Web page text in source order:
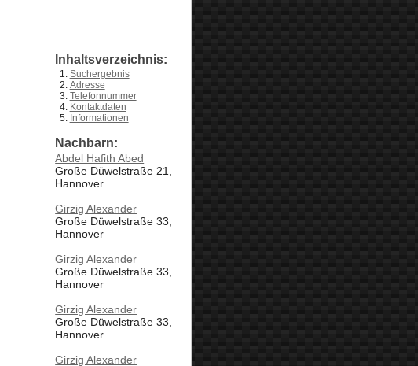
Inhaltsverzeichnis:
Suchergebnis
Adresse
Telefonnummer
Kontaktdaten
Informationen
Nachbarn:
Abdel Hafith Abed
Große Düwelstraße 21,
Hannover
Girzig Alexander
Große Düwelstraße 33,
Hannover
Girzig Alexander
Große Düwelstraße 33,
Hannover
Girzig Alexander
Große Düwelstraße 33,
Hannover
Girzig Alexander